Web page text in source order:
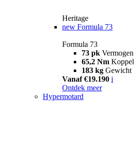
Heritage
new Formula 73
Formula 73
73 pk Vermogen
65,2 Nm Koppel
183 kg Gewicht
Vanaf €19.190 i
Ontdek meer
Hypermotard